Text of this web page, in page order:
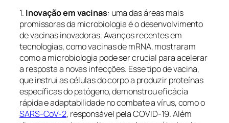
1. Inovação em vacinas: uma das áreas mais
promissoras da microbiologia é o desenvolvimento
de vacinas inovadoras. Avanços recentes em
tecnologias, como vacinas de mRNA, mostraram
como a microbiologia pode ser crucial para acelerar
a resposta a novas infecções. Esse tipo de vacina,
que instruí as células do corpo a produzir proteínas
específicas do patógeno, demonstrou eficácia
rápida e adaptabilidade no combate a vírus, como o
SARS-CoV-2, responsável pela COVID-19. Além